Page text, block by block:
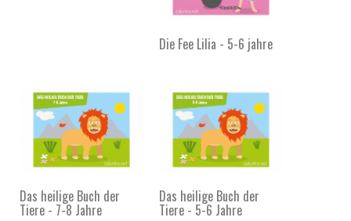
Die Fee Lilia - 5-6 jahre
Das heilige Buch der
Tiere - 7-8 Jahre
Das heilige Buch der
Tiere - 5-6 Jahre